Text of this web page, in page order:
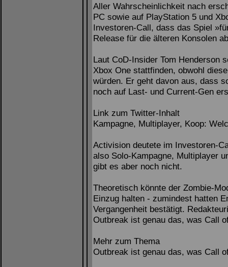
Aller Wahrscheinlichkeit nach
PC sowie auf PlayStation 5 und
Investoren-Call, dass das Spiel
Release für die älteren Konsolen
Laut CoD-Insider Tom Henderson
Xbox One stattfinden, obwohl
würden. Er geht davon aus, dass
noch auf Last- und Current-Gen
Link zum Twitter-Inhalt
Kampagne, Multiplayer, Koop:
Activision deutete im Investoren-
also Solo-Kampagne, Multiplayer
gibt es aber noch nicht.
Theoretisch könnte der Zombie-
Einzug halten - zumindest hatten
Vergangenheit bestätigt.
Outbreak ist genau das, was Call
Mehr zum Thema
Outbreak ist genau das, was Call